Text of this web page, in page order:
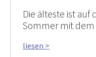
Die älteste ist auf
Sommer mit dem
liesen >